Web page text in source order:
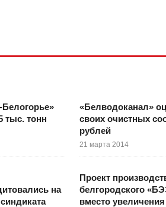
Белогорье»
тыс. тонн
«Белводоканал»
своих очистных
рублей
21 марта 2014
на
Проект
белгородского
вместо